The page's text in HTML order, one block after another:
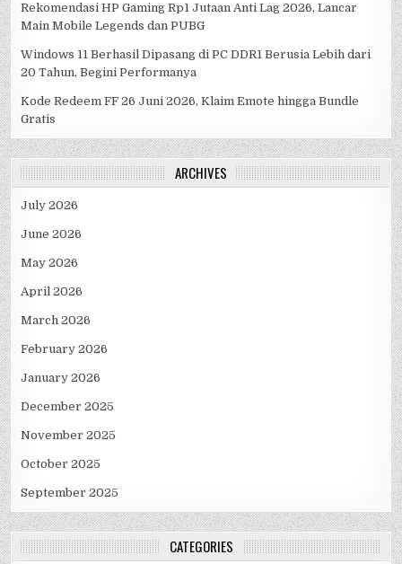
Rekomendasi HP Gaming Rp1 Jutaan Anti Lag 2026, Lancar
Main Mobile Legends dan PUBG
Windows 11 Berhasil Dipasang di PC DDR1 Berusia Lebih dari
20 Tahun, Begini Performanya
Kode Redeem FF 26 Juni 2026, Klaim Emote hingga Bundle
Gratis
ARCHIVES
July 2026
June 2026
May 2026
April 2026
March 2026
February 2026
January 2026
December 2025
November 2025
October 2025
September 2025
CATEGORIES